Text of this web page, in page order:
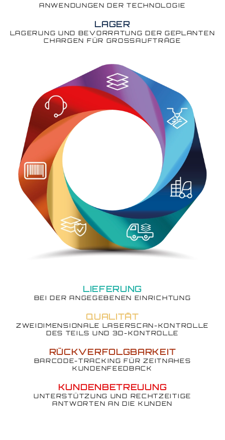
ANWENDUNGEN DER TECHNOLOGIE
LAGER
LAGERUNG UND BEVORRATUNG DER GEPLANTEN
CHARGEN FÜR GROSSAUFTRÄGE
LIEFERUNG
BEI DER ANGEGEBENEN EINRICHTUNG
QUALITÄT
ZWEIDIMENSIONALE LASERSCAN-KONTROLLE
DES TEILS UND 3D-KONTROLLE
RÜCKVERFOLGBARKEIT
BARCODE-TRACKING FÜR ZEITNAHES
KUNDENFEEDBACK
KUNDENBETREUUNG
UNTERSTÜTZUNG UND RECHTZEITIGE
ANTWORTEN AN DIE KUNDEN